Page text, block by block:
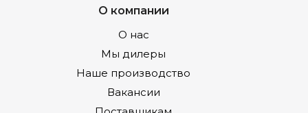
О компании
О нас
Мы дилеры
Наше производство
Вакансии